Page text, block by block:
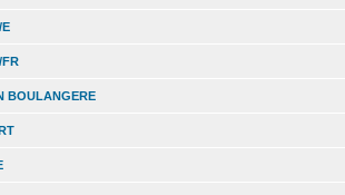
E
FR
BOULANGERE